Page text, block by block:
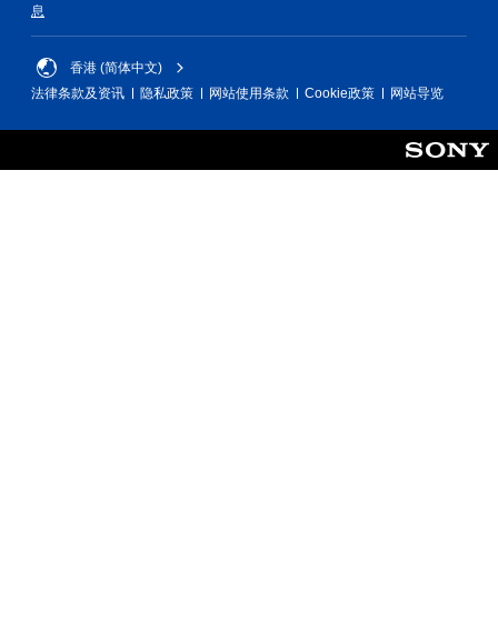
息
香港 (简体中文)
法律条款及资讯
隐私政策 网站使用条款 Cookie政策 网站导览